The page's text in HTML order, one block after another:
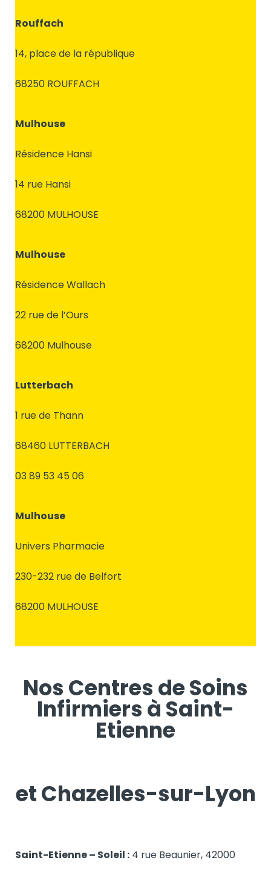
Rouffach
14, place de la république
68250 ROUFFACH
Mulhouse
Résidence Hansi
14 rue Hansi
68200 MULHOUSE
Mulhouse
Résidence Wallach
22 rue de l’Ours
68200 Mulhouse
Lutterbach
1 rue de Thann
68460 LUTTERBACH
03 89 53 45 06
Mulhouse
Univers Pharmacie
230-232 rue de Belfort
68200 MULHOUSE
Nos Centres de Soins
Infirmiers à Saint-
Etienne
et Chazelles-sur-Lyon
Saint-Etienne – Soleil : 4 rue Beaunier, 42000